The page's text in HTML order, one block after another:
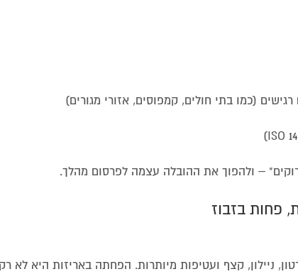
(כמו בתי חולים, קמפוסים, אזורי מגורים)
– ולהפוך את ההובלה עצמה לפרסום מהלך.
ניילון, קצף ועטיפות מיותרות. הפחתה באריזות היא לא